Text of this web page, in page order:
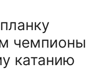
чемпионы
катанию